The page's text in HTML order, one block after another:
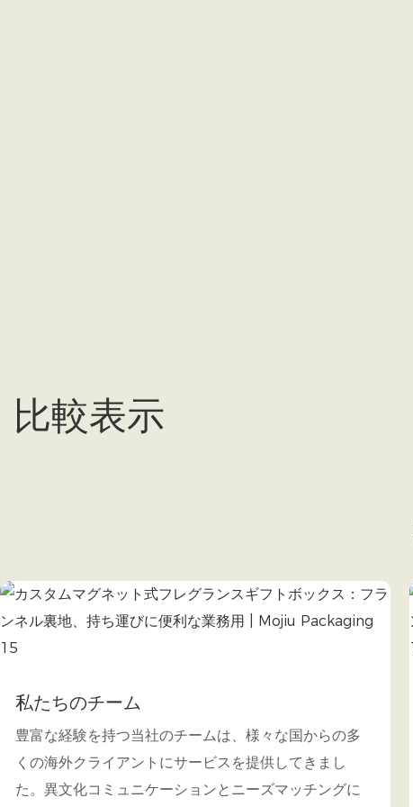
比較表示
私たちのチーム
豊富な経験を持つ当社のチームは、様々な国からの多
くの海外クライアントにサービスを提供してきまし
た。異文化コミュニケーションとニーズマッチングに